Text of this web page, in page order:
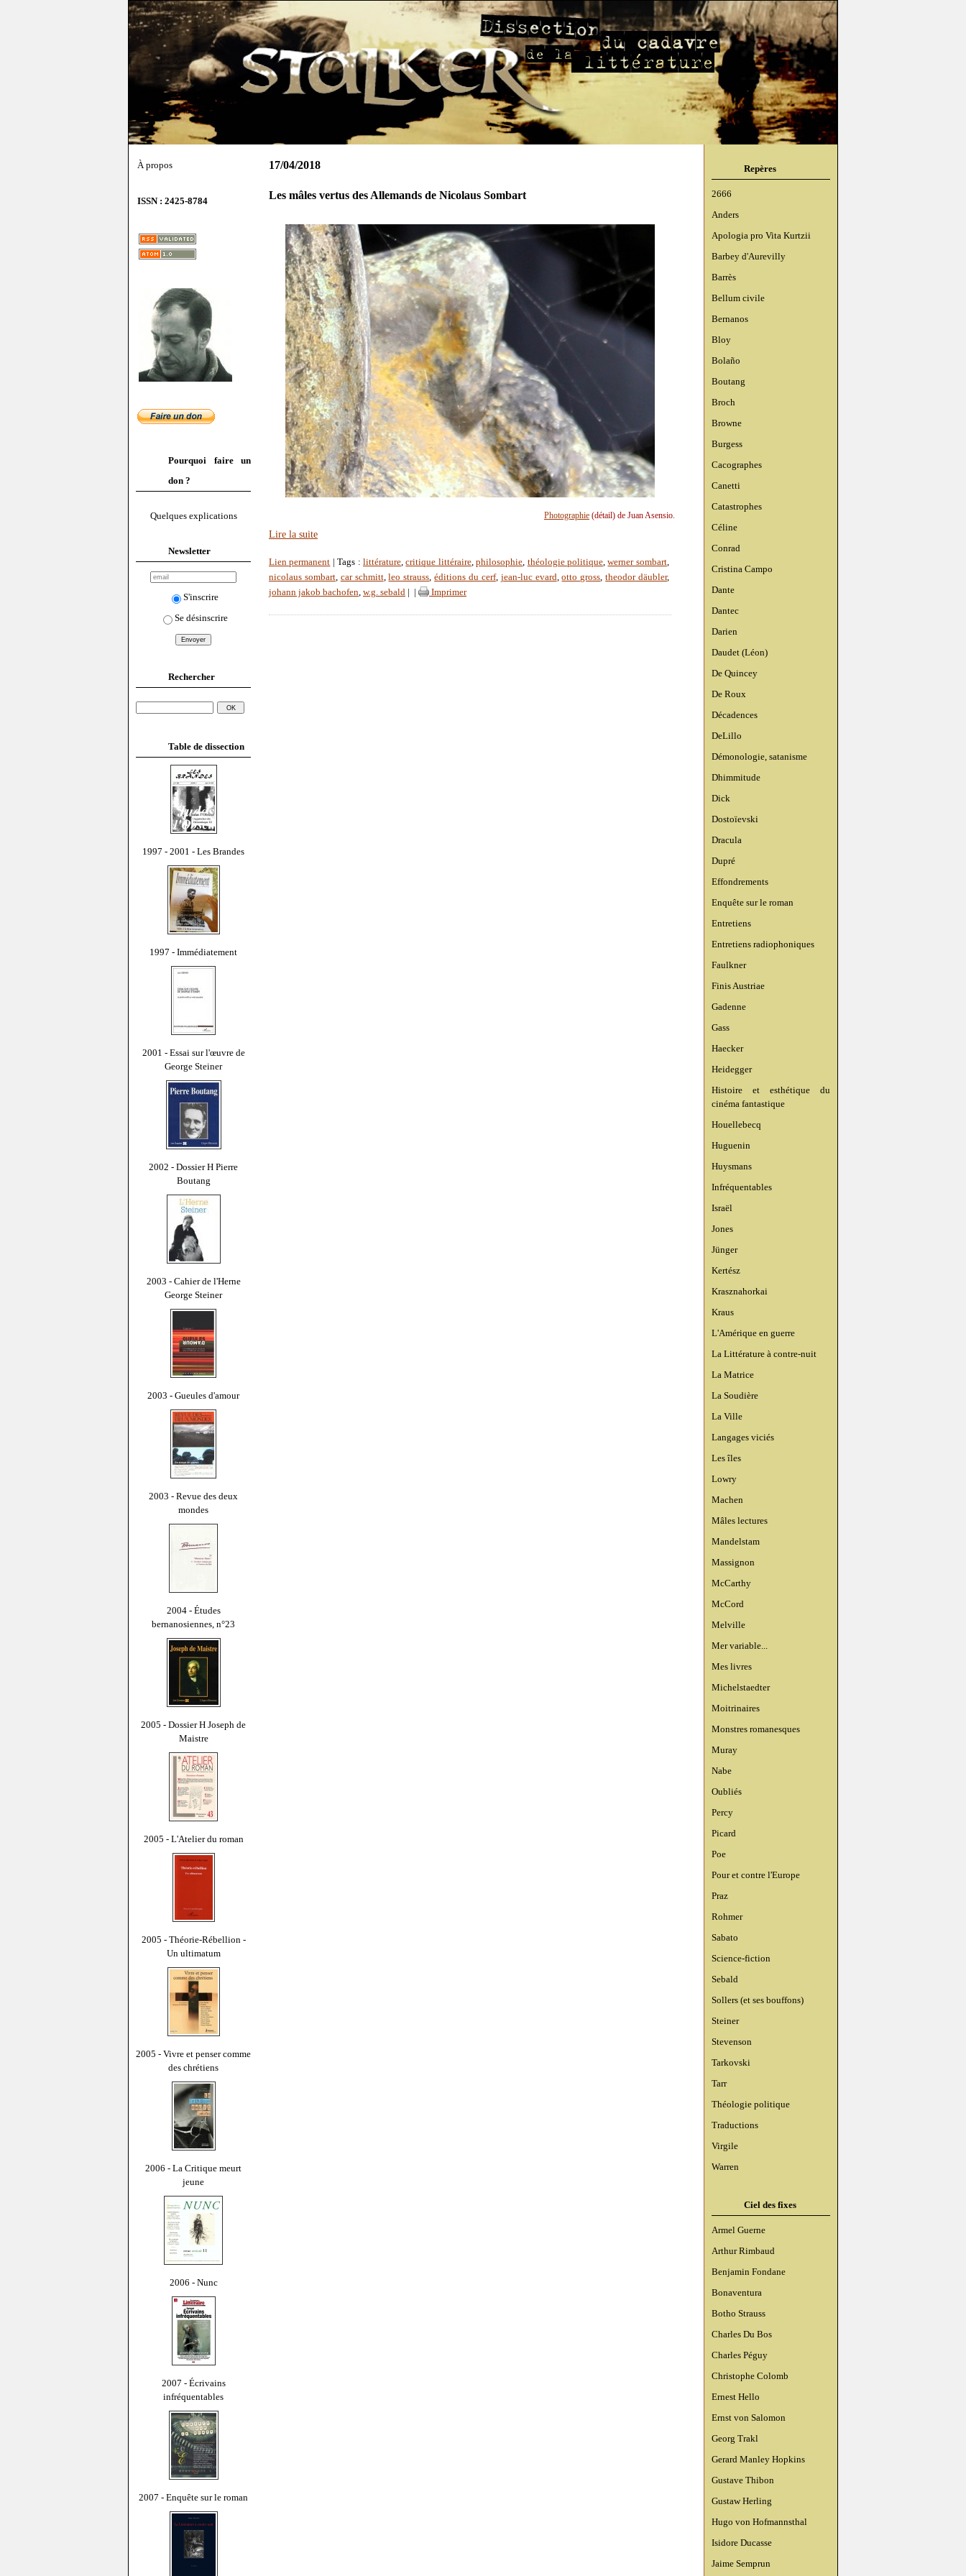
À propos
ISSN : 2425-8784
Pourquoi faire un
don ?
Quelques explications
Newsletter
S'inscrire
Se désinscrire
Rechercher
Table de dissection
1997 - 2001 - Les Brandes
1997 - Immédiatement
2001 - Essai sur l'œuvre de
George Steiner
2002 - Dossier H Pierre
Boutang
2003 - Cahier de l'Herne
George Steiner
2003 - Gueules d'amour
2003 - Revue des deux
mondes
2004 - Études
bernanosiennes, n°23
2005 - Dossier H Joseph de
Maistre
2005 - L'Atelier du roman
2005 - Théorie-Rébellion -
Un ultimatum
2005 - Vivre et penser comme
des chrétiens
2006 - La Critique meurt
jeune
2006 - Nunc
2007 - Écrivains
infréquentables
2007 - Enquête sur le roman
Repères
2666
Anders
Apologia pro Vita Kurtzii
Barbey d'Aurevilly
Barrès
Bellum civile
Bernanos
Bloy
Bolaño
Boutang
Broch
Browne
Burgess
Cacographes
Canetti
Catastrophes
Céline
Conrad
Cristina Campo
Dante
Dantec
Darien
Daudet (Léon)
De Quincey
De Roux
Décadences
DeLillo
Démonologie, satanisme
Dhimmitude
Dick
Dostoïevski
Dracula
Dupré
Effondrements
Enquête sur le roman
Entretiens
Entretiens radiophoniques
Faulkner
Finis Austriae
Gadenne
Gass
Haecker
Heidegger
Histoire et esthétique du
cinéma fantastique
Houellebecq
Huguenin
Huysmans
Infréquentables
Israël
Jones
Jünger
Kertész
Krasznahorkai
Kraus
L'Amérique en guerre
La Littérature à contre-nuit
La Matrice
La Soudière
La Ville
Langages viciés
Les îles
Lowry
Machen
Mâles lectures
Mandelstam
Massignon
McCarthy
McCord
Melville
Mer variable...
Mes livres
Michelstaedter
Moitrinaires
Monstres romanesques
Muray
Nabe
Oubliés
Percy
Picard
Poe
Pour et contre l'Europe
Praz
Rohmer
Sabato
Science-fiction
Sebald
Sollers (et ses bouffons)
Steiner
Stevenson
Tarkovski
Tarr
Théologie politique
Traductions
Virgile
Warren
Ciel des fixes
Armel Guerne
Arthur Rimbaud
Benjamin Fondane
Bonaventura
Botho Strauss
Charles Du Bos
Charles Péguy
Christophe Colomb
Ernest Hello
Ernst von Salomon
Georg Trakl
Gerard Manley Hopkins
Gustave Thibon
Gustaw Herling
Hugo von Hofmannsthal
Isidore Ducasse
Jaime Semprun
17/04/2018
Les mâles vertus des Allemands de Nicolaus Sombart
Photographie(détail) de Juan Asensio.
Lire la suite
Lien permanent | Tags :littérature,critique littéraire,philosophie, théologie politique,werner sombart,
nicolaus sombart, car schmitt,leo strauss,éditions du cerf, jean-luc evard,otto gross,theodor däubler,
johann jakob bachofen, w.g. sebald Imprimer